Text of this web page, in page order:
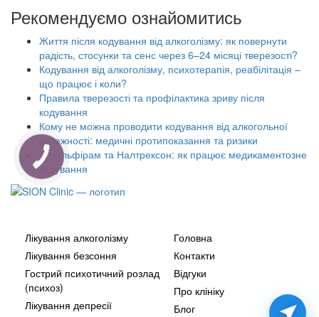
Рекомендуємо ознайомитись
Життя після кодування від алкоголізму: як повернути
радість, стосунки та сенс через 6–24 місяці тверезості?
Кодування від алкоголізму, психотерапія, реабілітація –
що працює і коли?
Правила тверезості та профілактика зриву після
кодування
Кому не можна проводити кодування від алкогольної
залежності: медичні протипоказання та ризики
Дисульфірам та Налтрексон: як працює медикаментозне
кодування
Лікування алкоголізму
Лікування безсоння
Гострий психотичний розлад
(психоз)
Лікування депресії
Головна
Контакти
Відгуки
Про клініку
Блог